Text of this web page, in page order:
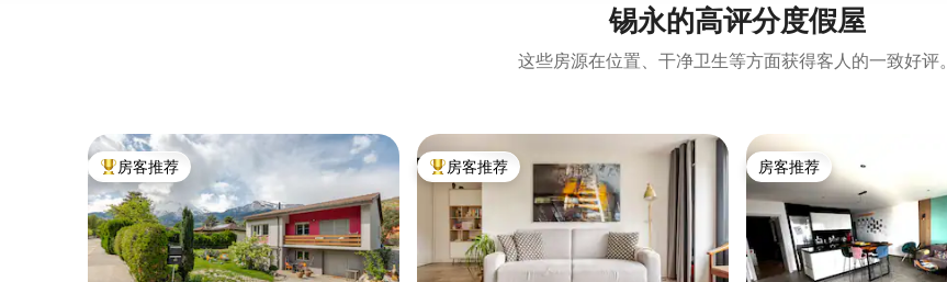
锡永的高评分度假屋
这些房源在位置、干净卫生等方面获得客人的一致好评。
热门「房客推荐」
房客推荐 热门「房客推荐」
房客推荐 房客推荐
房客推荐